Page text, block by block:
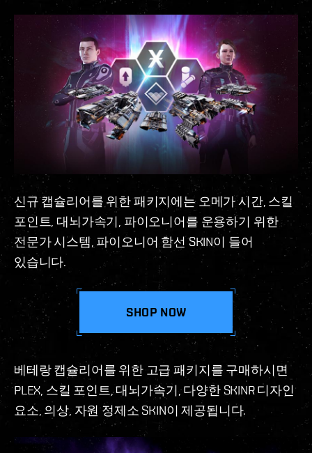
신규 캡슐리어를 위한 패키지에는 오메가 시간, 스킬
포인트, 대뇌가속기, 파이오니어를 운용하기 위한
전문가 시스템, 파이오니어 함선 SKIN이 들어
있습니다.
SHOP NOW
베테랑 캡슐리어를 위한 고급 패키지를 구매하시면
PLEX, 스킬 포인트, 대뇌가속기, 다양한 SKINR 디자인
요소, 의상, 자원 정제소 SKIN이 제공됩니다.